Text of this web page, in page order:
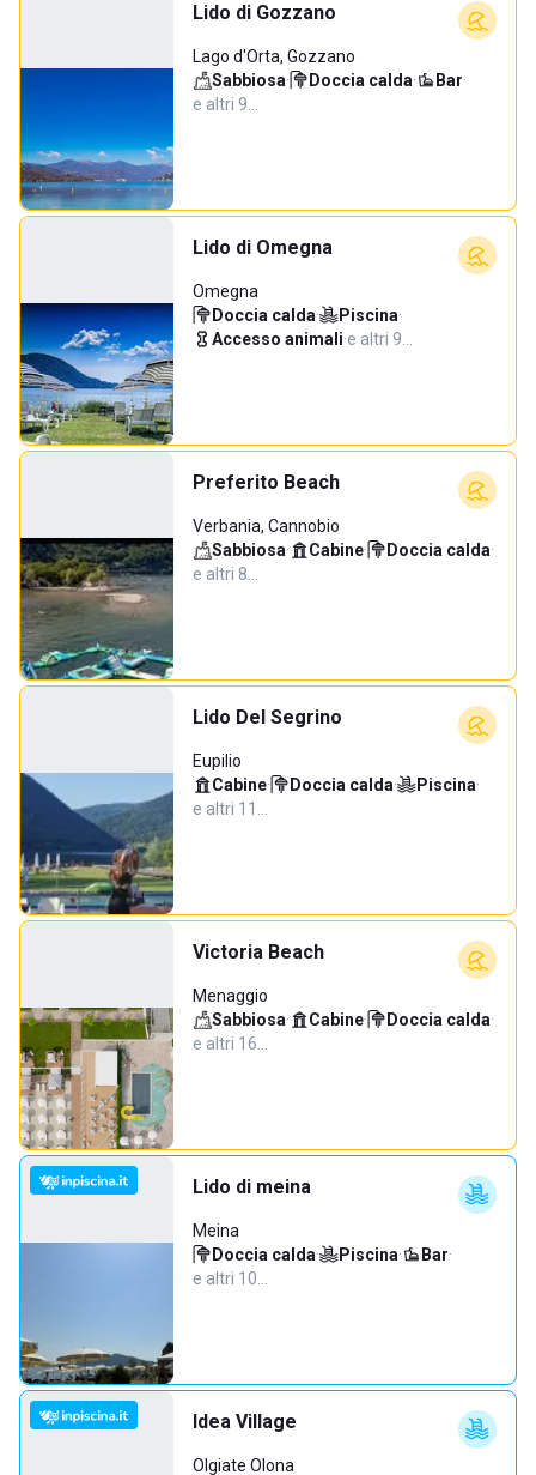
Lido di Gozzano
Lago d'Orta, Gozzano
Sabbiosa· Doccia calda· Bar·
e altri 9…
Lido di Omegna
Omegna
Doccia calda· Piscina·
Accesso animali·e altri 9…
Preferito Beach
Verbania, Cannobio
Sabbiosa· Cabine· Doccia calda·
e altri 8…
Lido Del Segrino
Eupilio
Cabine· Doccia calda· Piscina·
e altri 11…
Victoria Beach
Menaggio
Sabbiosa· Cabine· Doccia calda·
e altri 16…
Lido di meina
Meina
Doccia calda· Piscina· Bar·
e altri 10…
Idea Village
Olgiate Olona